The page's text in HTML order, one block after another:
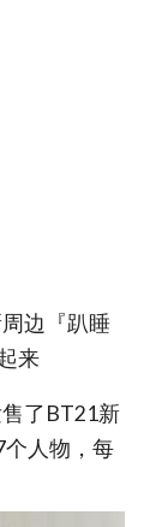
边『趴睡
来
售了BT21新
个人物，每